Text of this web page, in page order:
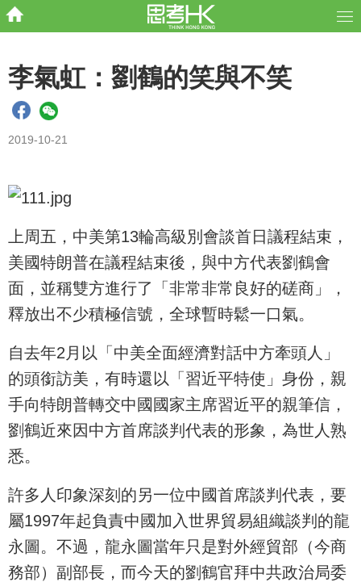
李氣虹：劉鶴的笑與不笑
2019-10-21
上周五，中美第13輪高級別會談首日議程結束，
美國特朗普在議程結束後，與中方代表劉鶴會
面，並稱雙方進行了「非常非常良好的磋商」，
釋放出不少積極信號，全球暫時鬆一口氣。
自去年2月以「中美全面經濟對話中方牽頭人」
的頭銜訪美，有時還以「習近平特使」身份，親
手向特朗普轉交中國國家主席習近平的親筆信，
劉鶴近來因中方首席談判代表的形象，為世人熟
悉。
許多人印象深刻的另一位中國首席談判代表，要
屬1997年起負責中國加入世界貿易組織談判的龍
永圖。不過，龍永圖當年只是對外經貿部（今商
務部）副部長，而今天的劉鶴官拜中共政治局委